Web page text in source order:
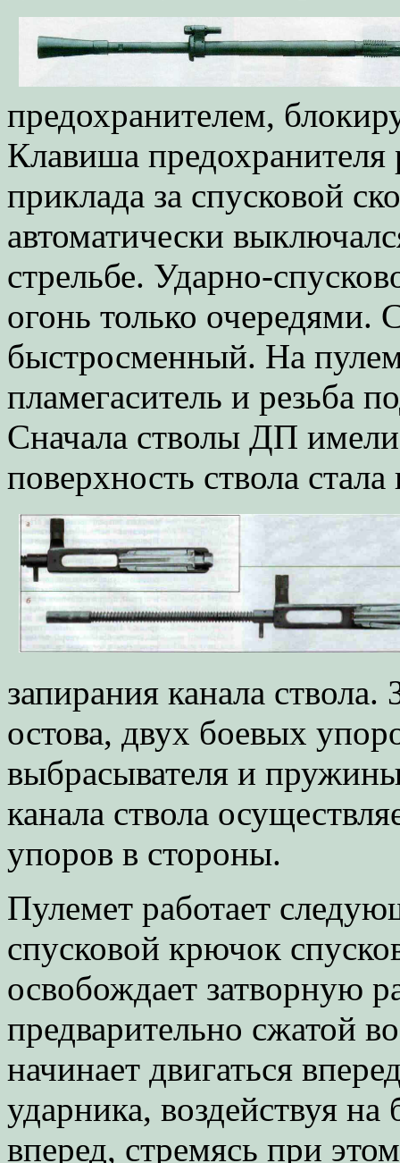
предохранителем,
Клавиша предохранителя
приклада за спусковой
автоматически
стрельбе. Ударно-
огонь только очередями.
быстросменный. На
пламегаситель и резьба
Сначала стволы ДП
поверхность ствола стала
запирания канала ствола.
остова, двух боевых
выбрасывателя и
канала ствола
упоров в стороны.
Пулемет работает
спусковой крючок
освобождает затворную
предварительно сжатой
начинает двигаться
ударника, воздействуя
вперед, стремясь при